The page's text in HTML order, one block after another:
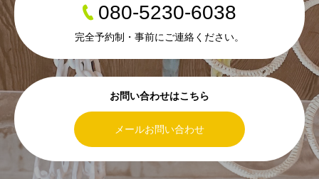
お問い合わせはこちら
メールお問い合わせ
080-5230-6038
完全予約制・事前にご連絡ください。